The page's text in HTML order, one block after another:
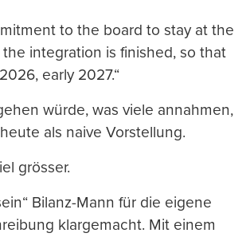
to the board to stay at the
integration is finished, so that
early 2027.“
würde, was viele annahmen,
als naive Vorstellung.
grösser.
Bilanz-Mann für die eigene
klargemacht. Mit einem